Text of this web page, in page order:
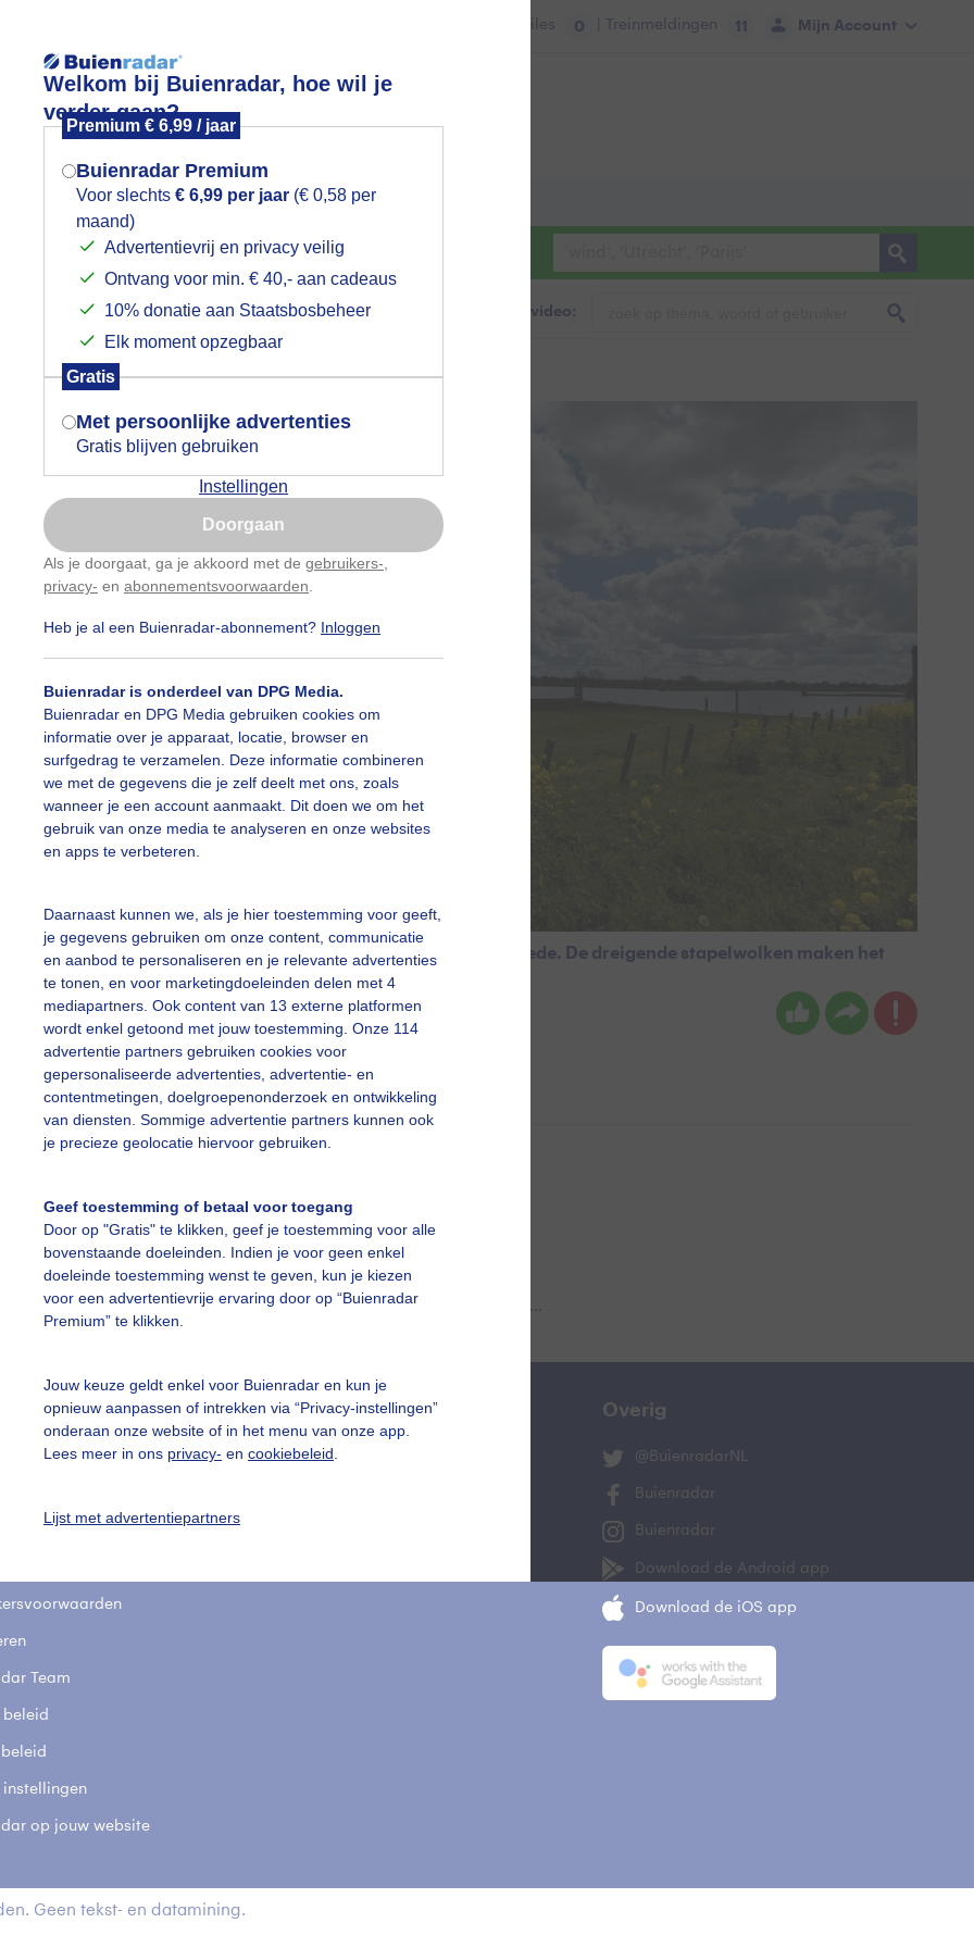
Welkom bij Buienradar, hoe wil je
verder gaan?
Premium € 6,99 / jaar
Buienradar Premium
Voor slechts € 6,99 per jaar (€ 0,58 per
maand)
Advertentievrij en privacy veilig
Ontvang voor min. € 40,- aan cadeaus
10% donatie aan Staatsbosbeheer
Elk moment opzegbaar
Gratis
Met persoonlijke advertenties
Gratis blijven gebruiken
Instellingen
Doorgaan
Als je doorgaat, ga je akkoord met de gebruikers-
privacy- en abonnementsvoorwaarden
Heb je al een Buienradar-abonnement? Inloggen
Buienradar is onderdeel van DPG Media.
Buienradar en DPG Media gebruiken cookies om
informatie over je apparaat, locatie, browser en
surfgedrag te verzamelen. Deze informatie combineren
we met de gegevens die je zelf deelt met ons, zoals
wanneer je een account aanmaakt. Dit doen we om het
gebruik van onze media te analyseren en onze websites
en apps te verbeteren.
Daarnaast kunnen we, als je hier toestemming voor geeft,
je gegevens gebruiken om onze content, communicatie
en aanbod te personaliseren en je relevante advertenties
te tonen, en voor marketingdoeleinden delen met 4
mediapartners. Ook content van 13 externe platformen
wordt enkel getoond met jouw toestemming. Onze 114
advertentie partners gebruiken cookies voor
gepersonaliseerde advertenties, advertentie- en
contentmetingen, doelgroepenonderzoek en ontwikkeling
van diensten. Sommige advertentie partners kunnen ook
je precieze geolocatie hiervoor gebruiken.
Geef toestemming of betaal voor toegang
Door op "Gratis" te klikken, geef je toestemming voor alle
bovenstaande doeleinden. Indien je voor geen enkel
doeleinde toestemming wenst te geven, kun je kiezen
voor een advertentievrije ervaring door op “Buienradar
Premium” te klikken.
Jouw keuze geldt enkel voor Buienradar en kun je
opnieuw aanpassen of intrekken via “Privacy-instellingen”
onderaan onze website of in het menu van onze app.
Lees meer in ons privacy- en cookiebeleid
Lijst met advertentiepartners
Mijn Account
Files 0 | Treinmeldingen 11
Lees meer.
Foto en video Weerzine
Zoeken in foto & video:
koolzaad staat prachtig in bloei langs de Lek in Wijk bij Duurstede. De dreigende stapelwolken maken het
op deze zondagmiddag helemaal af.
Bianca Meeuwissen Gemaakt: 19-04-2026, 94x bekeken
Zon Wolken
Een moment geduld aub...
vragen
Team
beleid
instellingen
op jouw website
Mijn weer
De Bilt
Overig
@BuienradarNL
Buienradar
Buienradar
Download de Android app
Download de iOS app
Geen tekst- en datamining.
Mogen we je locatie gebruiken voor
het weer?
Indien je hier nog geen akkoord op hebt
gegeven, verschijnt er zo een pop-up uit
je browser waarin deze toestemming
gevraagd wordt.
Is goed, toon de popup
Nu niet, misschien later
Gebruik je Safari en wil je niet elke dag deze pop-up
Klikhierom dit aan te passen